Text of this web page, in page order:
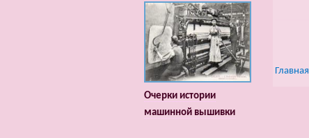
Главная
Очерки истории
машинной вышивки